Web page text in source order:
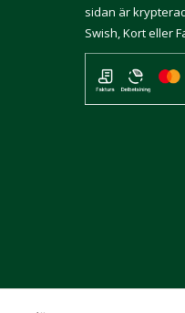
sidan är
Swish, Kort eller